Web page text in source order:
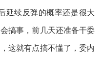
延续反弹的概率还是很大
搞事，前几天还准备干委
这就有点搞不懂了，委内